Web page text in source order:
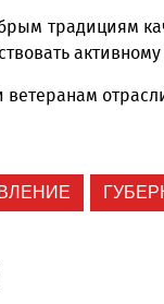
традициям